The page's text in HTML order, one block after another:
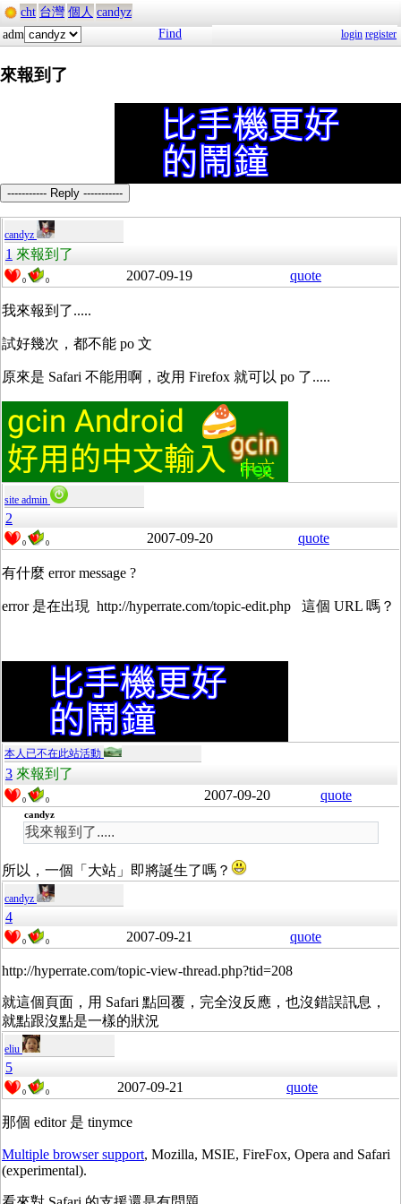
cht 台灣 個人 candyz
adm
Find login register
來報到了
----------- Reply -----------
candyz
1 來報到了
0 0 2007-09-19 quote
我來報到了.....
試好幾次，都不能 po 文
原來是 Safari 不能用啊，改用 Firefox 就可以 po 了.....
site admin
2
0 0 2007-09-20 quote
有什麼 error message ?
error 是在出現 http://hyperrate.com/topic-edit.php 這個 URL 嗎？
本人已不在此站活動
3 來報到了
0 0 2007-09-20 quote
candyz
我來報到了.....
所以，一個「大站」即將誕生了嗎？
candyz
4
0 0 2007-09-21 quote
http://hyperrate.com/topic-view-thread.php?tid=208
就這個頁面，用 Safari 點回覆，完全沒反應，也沒錯誤訊息，
就點跟沒點是一樣的狀況
eliu
5
0 0 2007-09-21 quote
那個 editor 是 tinymce
Multiple browser support, Mozilla, MSIE, FireFox, Opera and Safari
(experimental).